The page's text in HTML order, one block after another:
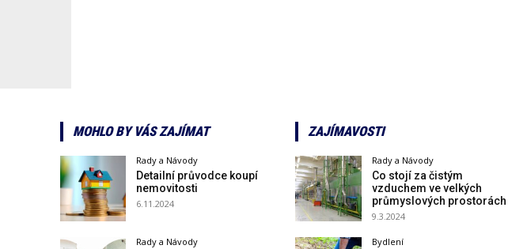
MOHLO BY VÁS ZAJÍMAT
Rady a Návody
Detailní průvodce koupí
nemovitosti
6.11.2024
Rady a Návody
ZAJÍMAVOSTI
Rady a Návody
Co stojí za čistým
vzduchem ve velkých
průmyslových prostorách
9.3.2024
Bydlení